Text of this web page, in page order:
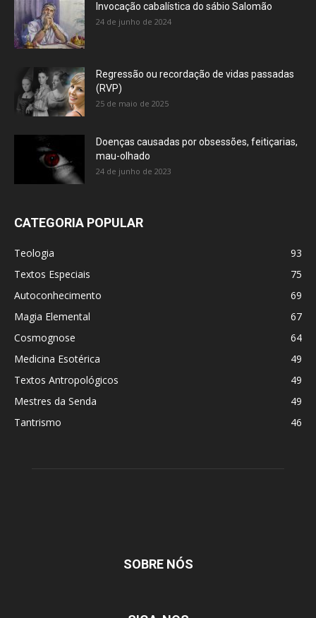
Invocação cabalística do sábio Salomão
24 de junho de 2024
Regressão ou recordação de vidas passadas
(RVP)
25 de maio de 2025
Doenças causadas por obsessões, feitiçarias,
mau-olhado
24 de junho de 2023
CATEGORIA POPULAR
Teologia
93
Textos Especiais
75
Autoconhecimento
69
Magia Elemental
67
Cosmognose
64
Medicina Esotérica
49
Textos Antropológicos
49
Mestres da Senda
49
Tantrismo
46
SOBRE NÓS